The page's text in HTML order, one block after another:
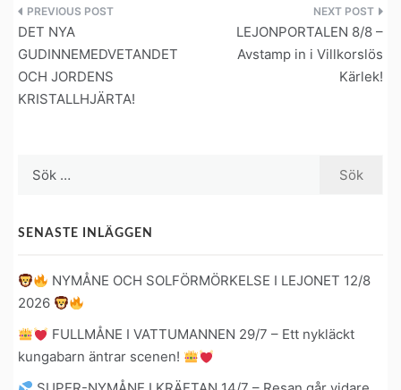
Inläggsnavigering
DET NYA
GUDINNEMEDVETANDET
OCH JORDENS
KRISTALLHJÄRTA!
LEJONPORTALEN 8/8 –
Avstamp in i Villkorslös
Kärlek!
SENASTE INLÄGGEN
NYMÅNE OCH SOLFÖRMÖRKELSE I LEJONET 12/8
2026
FULLMÅNE I VATTUMANNEN 29/7 – Ett nykläckt
kungabarn äntrar scenen!